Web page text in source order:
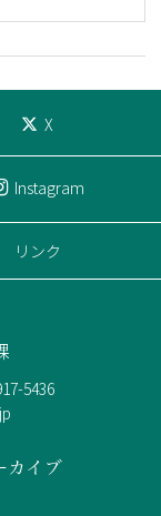
X
Instagram
リンク
5436